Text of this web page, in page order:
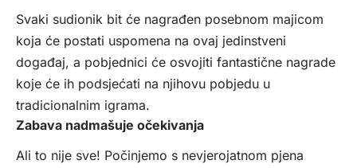
Svaki sudionik bit će nagrađen posebnom majicom
koja će postati uspomena na ovaj jedinstveni
događaj, a pobjednici će osvojiti fantastične nagrade
koje će ih podsjećati na njihovu pobjedu u
tradicionalnim igrama.
Zabava nadmašuje očekivanja
Ali to nije sve! Počinjemo s nevjerojatnom pjena